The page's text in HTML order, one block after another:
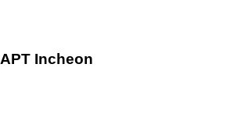
APT Incheon